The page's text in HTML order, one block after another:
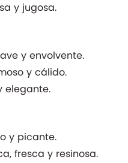
y jugosa.
y envolvente.
y cálido.
elegante.
y picante.
fresca y resinosa.